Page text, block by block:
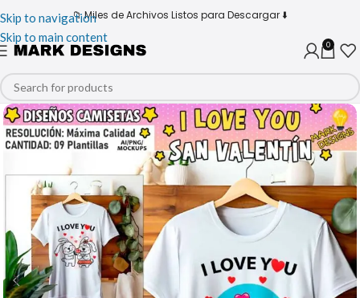
Skip to navigation
Skip to main content
📁 Miles de Archivos Listos para Descargar ⬇️
0